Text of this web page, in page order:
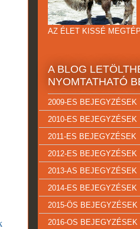
AZ ÉLET KISSÉ
A BLOG
NYOMTATHATÓ
2009-ES BEJEGYZÉSEK
2010-ES BEJEGYZÉSEK
2011-ES BEJEGYZÉSEK
2012-ES BEJEGYZÉSEK
2013-AS BEJEGYZÉSEK
2014-ES BEJEGYZÉSEK
2015-ÖS BEJEGYZÉSEK
2016-OS BEJEGYZÉSEK